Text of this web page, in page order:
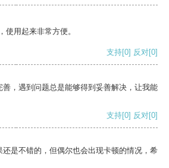
使用起来非常方便。
支持[0] 反对[0]
，遇到问题总是能够得到妥善解决，让我能
支持[0] 反对[0]
是不错的，但偶尔也会出现卡顿的情况，希